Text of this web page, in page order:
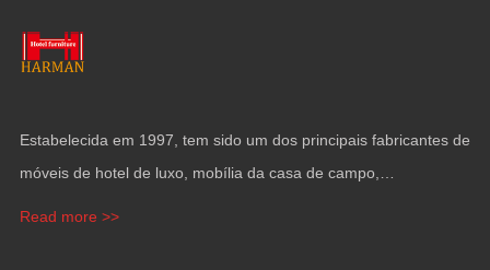
Estabelecida em 1997, tem sido um dos principais fabricantes de
móveis de hotel de luxo, mobília da casa de campo,
Read more >>